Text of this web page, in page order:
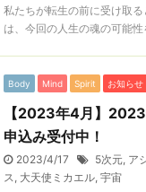
私たちが転生の前に受け取
は、今回の人生の魂の可能
Body Mind Spirit お知らせ
【2023年4月】
申込み受付中！
2023/4/17 5次元, ア
ス, 大天使ミカエル, 宇宙